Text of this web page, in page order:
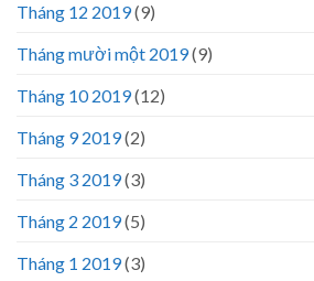
Tháng 12 2019(9)
Tháng mười một 2019(9)
Tháng 10 2019(12)
Tháng 9 2019(2)
Tháng 3 2019(3)
Tháng 2 2019(5)
Tháng 1 2019(3)